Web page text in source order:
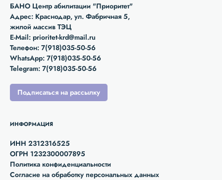
БАНО Центр абилитации "Приоритет"
Адрес: Краснодар, ул. Фабричная 5,
жилой массив ТЭЦ
E-Mail: prioritet-krd@mail.ru
Телефон: 7(918)035-50-56
WhatsApp: 7(918)035-50-56
Telegram: 7(918)035-50-56
Подписаться на рассылку
ИНФОРМАЦИЯ
ИНН 2312316525
ОГРН 1232300007895
Политика конфиденциальности
Согласие на обработку персональных данных